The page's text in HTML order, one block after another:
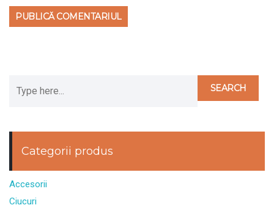
Categorii produs
Accesorii
Ciucuri